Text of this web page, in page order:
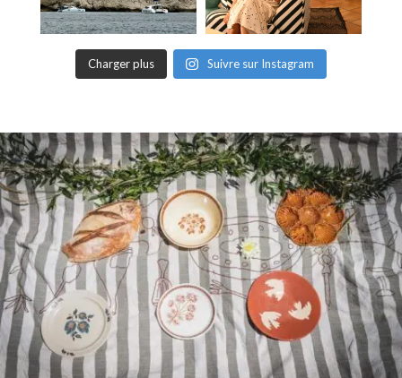
Charger plus Suivre sur Instagram